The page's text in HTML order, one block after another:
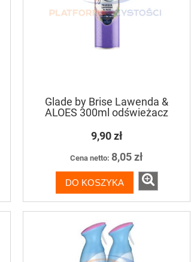
Optimax Detergent 20L preparat
do maszynowego mycia naczyń
DO KOSZYKA
Glade by Brise Lawenda &
ALOES 300ml odświeżacz
9,90 zł
Cena netto: 8,05 zł
DO KOSZYKA